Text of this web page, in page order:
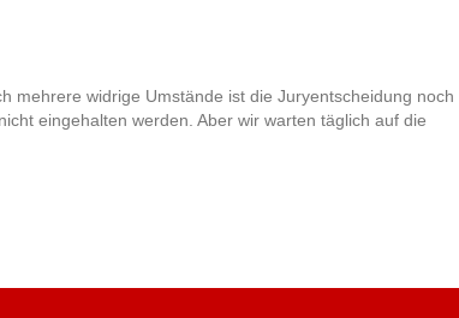
mehrere widrige Umstände ist die Juryentscheidung noch
eingehalten werden. Aber wir warten täglich auf die